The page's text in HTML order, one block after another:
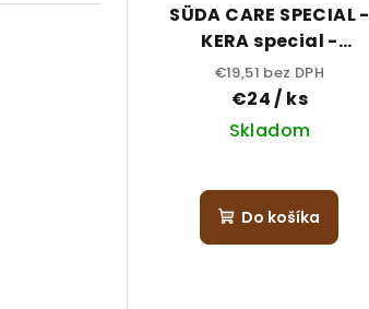
SÜDA CARE SPECIAL -
KERA special -
zmäkčovač kože a
nechtov 500 ml
€19,51 bez DPH
€24/ ks
Skladom
Do košíka